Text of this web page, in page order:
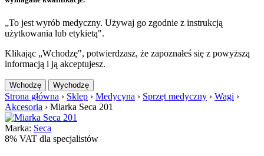
„To jest wyrób medyczny. Używaj go zgodnie z instrukcją
użytkowania lub etykietą".
Klikając „Wchodzę", potwierdzasz, że zapoznałeś się z powyższą
informacją i ją akceptujesz.
Wchodzę Wychodzę
Strona główna › Sklep › Medycyna › Sprzęt medyczny › Wagi ›
Akcesoria › Miarka Seca 201
Marka: Seca
8% VAT dla specjalistów